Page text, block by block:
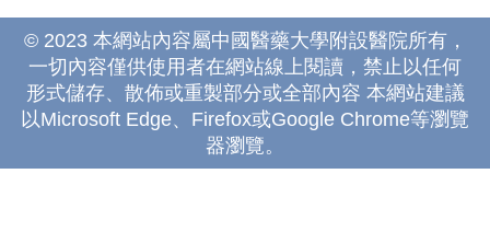
© 2023 本網站內容屬中國醫藥大學附設醫院所有，
一切內容僅供使用者在網站線上閱讀，禁止以任何
形式儲存、散佈或重製部分或全部內容 本網站建議
以Microsoft Edge、Firefox或Google Chrome等瀏覽
器瀏覽。